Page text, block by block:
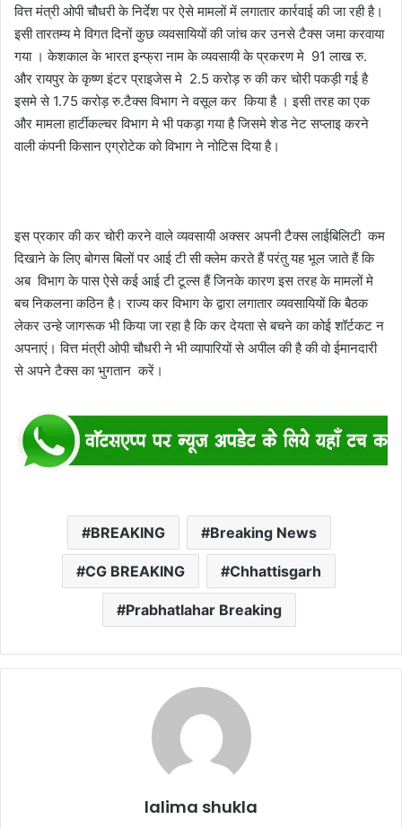
वित्त मंत्री ओपी चौधरी के निर्देश पर ऐसे मामलों में लगातार कार्रवाई की जा रही है।
इसी तारतम्य मे विगत दिनों कुछ व्यवसायियों की जांच कर उनसे टैक्स जमा करवाया
गया । केशकाल के भारत इन्फ्रा नाम के व्यवसायी के प्रकरण मे 91 लाख रु.
और रायपुर के कृष्ण इंटर प्राइजेस मे 2.5 करोड़ रु की कर चोरी पकड़ी गई है
इसमे से 1.75 करोड़ रु.टैक्स विभाग ने वसूल कर किया है । इसी तरह का एक
और मामला हार्टीकल्चर विभाग मे भी पकड़ा गया है जिसमे शेड नेट सप्लाइ करने
वाली कंपनी किसान एग्रोटेक को विभाग ने नोटिस दिया है।
इस प्रकार की कर चोरी करने वाले व्यवसायी अक्सर अपनी टैक्स लाईबिलिटी कम
दिखाने के लिए बोगस बिलों पर आई टी सी क्लेम करते हैं परंतु यह भूल जाते हैं कि
अब विभाग के पास ऐसे कई आई टी टूल्स हैं जिनके कारण इस तरह के मामलों मे
बच निकलना कठिन है। राज्य कर विभाग के द्वारा लगातार व्यवसायियों कि बैठक
लेकर उन्हे जागरूक भी किया जा रहा है कि कर देयता से बचने का कोई शॉर्टकट न
अपनाएं। वित्त मंत्री ओपी चौधरी ने भी व्यापारियों से अपील की है की वो ईमानदारी
से अपने टैक्स का भुगतान करें।
BREAKING Breaking News
CG BREAKING Chhattisgarh
Prabhatlahar Breaking
lalima shukla